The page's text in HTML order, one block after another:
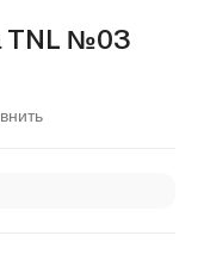
TNL №03